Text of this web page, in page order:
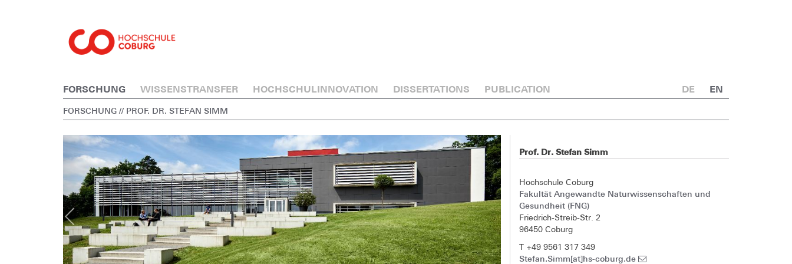
FORSCHUNG WISSENSTRANSFER HOCHSCHULINNOVATION DISSERTATIONS PUBLICATION DE EN
FORSCHUNG // PROF. DR. STEFAN SIMM
Prof. Dr. Stefan Simm
Hochschule Coburg
Fakultät Angewandte Naturwissenschaften und
Gesundheit (FNG)
Friedrich-Streib-Str. 2
96450 Coburg
T +49 9561 317 349
Stefan.Simm[at]hs-coburg.de